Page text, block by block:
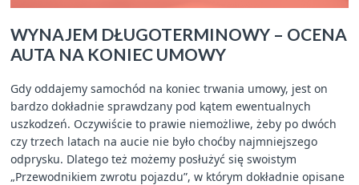
WYNAJEM DŁUGOTERMINOWY – OCENA
AUTA NA KONIEC UMOWY
Gdy oddajemy samochód na koniec trwania umowy, jest on
bardzo dokładnie sprawdzany pod kątem ewentualnych
uszkodzeń. Oczywiście to prawie niemożliwe, żeby po dwóch
czy trzech latach na aucie nie było choćby najmniejszego
odprysku. Dlatego też możemy posłużyć się swoistym
„Przewodnikiem zwrotu pojazdu”, w którym dokładnie opisane